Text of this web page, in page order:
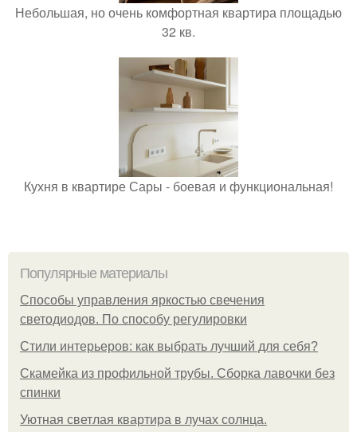
Небольшая, но очень комфортная квартира площадью
32 кв.
Кухня в квартире Сары - боевая и функциональная!
Популярные материалы
Способы управления яркостью свечения
светодиодов. По способу регулировки
Стили интерьеров: как выбрать лучший для себя?
Скамейка из профильной трубы. Сборка лавочки без
спинки
Уютная светлая квартира в лучах солнца.